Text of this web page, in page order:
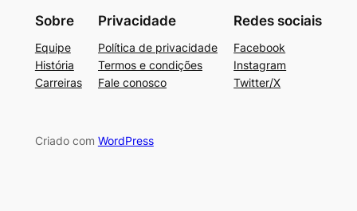
Sobre
Equipe
História
Carreiras
Privacidade
Política de privacidade
Termos e condições
Fale conosco
Redes sociais
Facebook
Instagram
Twitter/X
Criado com WordPress